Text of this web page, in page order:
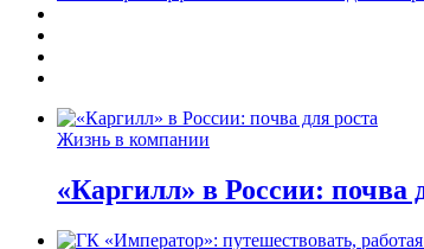
Жизнь в компании
«Каргилл» в России: почва